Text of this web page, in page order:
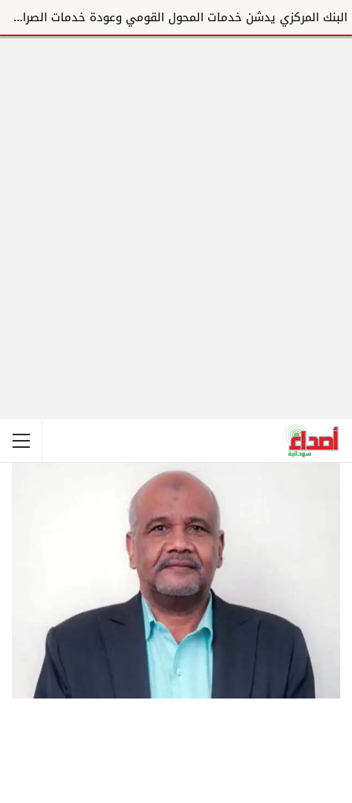
البنك المركزي يدشن خدمات المحول القومي وعودة خدمات الصراف الألي